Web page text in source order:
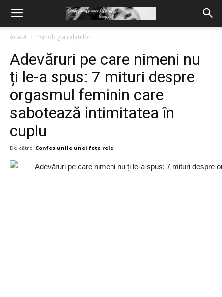
Acasă Psihologia relațiilor
Adevăruri pe care nimeni nu
ți le-a spus: 7 mituri despre
orgasmul feminin care
sabotează intimitatea în
cuplu
De către Confesiunile unei fete rele